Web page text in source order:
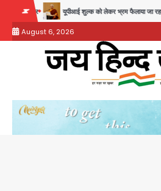
content
यूपीआई शुल्क को लेकर भ्रम फैलाया जा रहा, ग्राहकों पर
August 6, 2026